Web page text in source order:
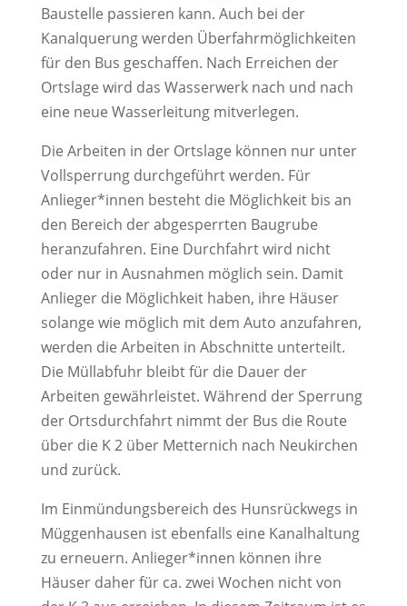
Baustelle passieren kann. Auch bei der
Kanalquerung werden Überfahrmöglichkeiten
für den Bus geschaffen. Nach Erreichen der
Ortslage wird das Wasserwerk nach und nach
eine neue Wasserleitung mitverlegen.
Die Arbeiten in der Ortslage können nur unter
Vollsperrung durchgeführt werden. Für
Anlieger*innen besteht die Möglichkeit bis an
den Bereich der abgesperrten Baugrube
heranzufahren. Eine Durchfahrt wird nicht
oder nur in Ausnahmen möglich sein. Damit
Anlieger die Möglichkeit haben, ihre Häuser
solange wie möglich mit dem Auto anzufahren,
werden die Arbeiten in Abschnitte unterteilt.
Die Müllabfuhr bleibt für die Dauer der
Arbeiten gewährleistet. Während der Sperrung
der Ortsdurchfahrt nimmt der Bus die Route
über die K 2 über Metternich nach Neukirchen
und zurück.
Im Einmündungsbereich des Hunsrückwegs in
Müggenhausen ist ebenfalls eine Kanalhaltung
zu erneuern. Anlieger*innen können ihre
Häuser daher für ca. zwei Wochen nicht von